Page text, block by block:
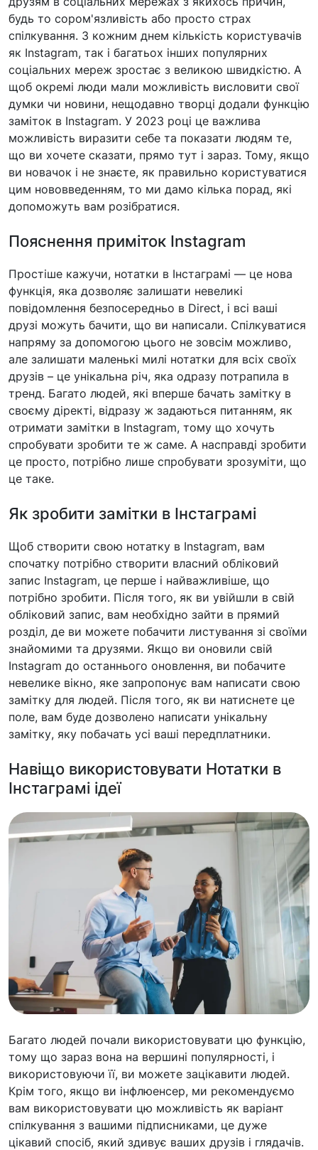
будь то сором'язливість або просто страх
спілкування. З кожним днем кількість користувачів
як Instagram, так і багатьох інших популярних
соціальних мереж зростає з великою швидкістю. А
щоб окремі люди мали можливість висловити свої
думки чи новини, нещодавно творці додали функцію
заміток в Instagram. У 2023 році це важлива
можливість виразити себе та показати людям те,
що ви хочете сказати, прямо тут і зараз. Тому, якщо
ви новачок і не знаєте, як правильно користуватися
цим нововведенням, то ми дамо кілька порад, які
допоможуть вам розібратися.
Пояснення приміток Instagram
Простіше кажучи, нотатки в Інстаграмі — це нова
функція, яка дозволяє залишати невеликі
повідомлення безпосередньо в Direct, і всі ваші
друзі можуть бачити, що ви написали. Спілкуватися
напряму за допомогою цього не зовсім можливо,
але залишати маленькі милі нотатки для всіх своїх
друзів – це унікальна річ, яка одразу потрапила в
тренд. Багато людей, які вперше бачать замітку в
своєму діректі, відразу ж задаються питанням, як
отримати замітки в Instagram, тому що хочуть
спробувати зробити те ж саме. А насправді зробити
це просто, потрібно лише спробувати зрозуміти, що
це таке.
Як зробити замітки в Інстаграмі
Щоб створити свою нотатку в Instagram, вам
спочатку потрібно створити власний обліковий
запис Instagram, це перше і найважливіше, що
потрібно зробити. Після того, як ви увійшли в свій
обліковий запис, вам необхідно зайти в прямий
розділ, де ви можете побачити листування зі своїми
знайомими та друзями. Якщо ви оновили свій
Instagram до останнього оновлення, ви побачите
невелике вікно, яке запропонує вам написати свою
замітку для людей. Після того, як ви натиснете це
поле, вам буде дозволено написати унікальну
замітку, яку побачать усі ваші передплатники.
Навіщо використовувати Нотатки в
Інстаграмі ідеї
Багато людей почали використовувати цю функцію,
тому що зараз вона на вершині популярності, і
використовуючи її, ви можете зацікавити людей.
Крім того, якщо ви інфлюенсер, ми рекомендуємо
вам використовувати цю можливість як варіант
спілкування з вашими підписниками, це дуже
цікавий спосіб, який здивує ваших друзів і глядачів.